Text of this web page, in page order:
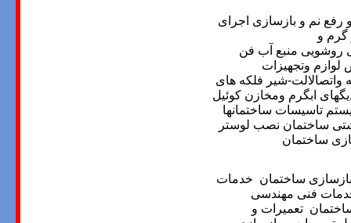
نم و بازسازی اجرای
و
روشویی منبع آب فن
وتجهیزات
واتصالالت-شیر فلکه های
ابگرم ومخازن کوئیل
تاسیسات ساختمانها
ساختمان نصب لوستر
ساختمان
ساختمان خدمات
فنی مهندسی
تعمیرات و